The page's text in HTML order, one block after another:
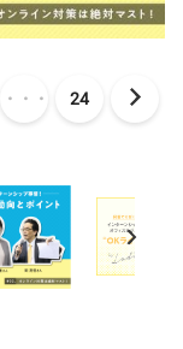
・・・ 24